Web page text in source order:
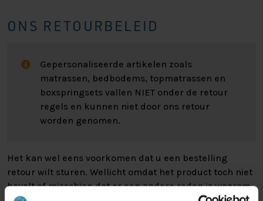
ONS RETOURBELEID
Gepersonaliseerde artikelen zoals
matrassen, bedbodems, topmatrassen en
boxspringsets vallen NIET onder de retour
regels en kunnen niet door ons retour
worden genomen.
Het kan wel eens voorkomen dat u een bestelling
retour wilt sturen. Wellicht omdat het product toch niet
bevalt of misschien dat er een andere reden is waarom